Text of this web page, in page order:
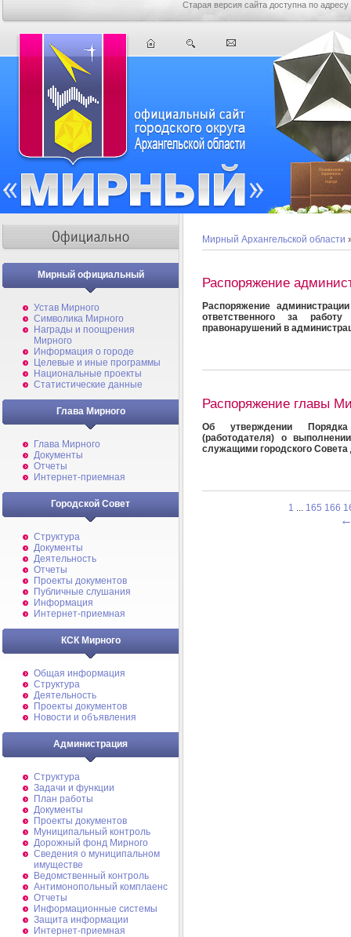
Старая версия сайта доступна по адресу
Мирный официальный
Устав Мирного
Символика Мирного
Награды и поощрения
Мирного
Информация о городе
Целевые и иные программы
Национальные проекты
Статистические данные
Глава Мирного
Глава Мирного
Документы
Отчеты
Интернет-приемная
Городской Совет
Структура
Документы
Деятельность
Отчеты
Проекты документов
Публичные слушания
Информация
Интернет-приемная
КСК Мирного
Общая информация
Структура
Деятельность
Проекты документов
Новости и объявления
Администрация
Структура
Задачи и функции
План работы
Документы
Проекты документов
Муниципальный контроль
Дорожный фонд Мирного
Cведения о муниципальном
имуществе
Ведомственный контроль
Антимонопольный комплаенс
Отчеты
Информационные системы
Защита информации
Интернет-приемная
Мирный Архангельской области
Распоряжение
Распоряжение
ответственного за
правонарушений в
Распоряжение главы
Об утверждении Порядка
(работодателя) о
служащими городского Совета
1 165 166